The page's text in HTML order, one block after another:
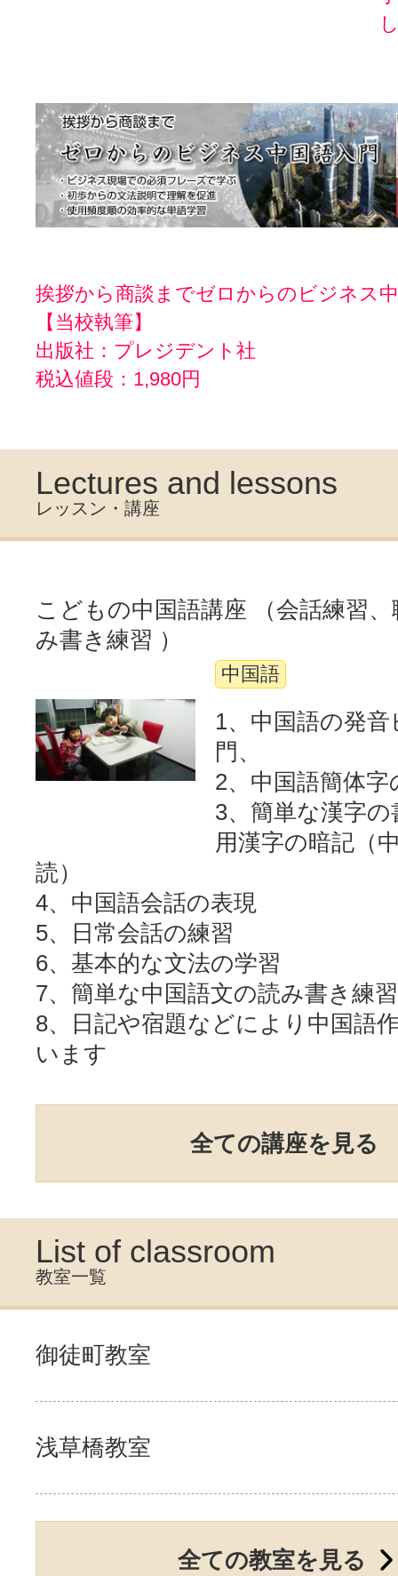
挨拶から商談までゼロからのビジネス
【当校執筆】
出版社：プレジデント社
税込値段：1,980円
Lectures and lessons
レッスン・講座
こどもの中国語講座 （会話練習
み書き練習 ）
中国語
1、中国語の発
門、
2、中国語簡体字
3、簡単な漢字
用漢字の暗記（
読）
4、中国語会話の表現
5、日常会話の練習
6、基本的な文法の学習
7、簡単な中国語文の読み書き練習
8、日記や宿題などにより中国語
います
全ての講座を見る
List of classroom
教室一覧
御徒町教室
浅草橋教室
全ての教室を見る